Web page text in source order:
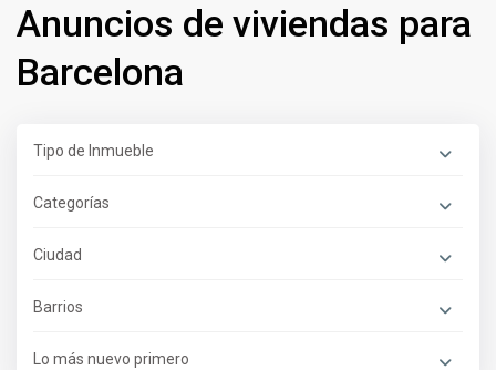
Anuncios de viviendas para
Barcelona
Tipo de Inmueble
Categorías
Ciudad
Barrios
Lo más nuevo primero